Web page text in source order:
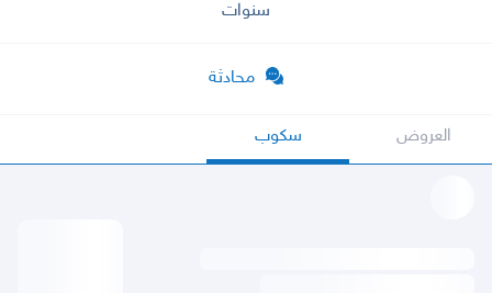
سنوات
محادثة
العروض سكوب